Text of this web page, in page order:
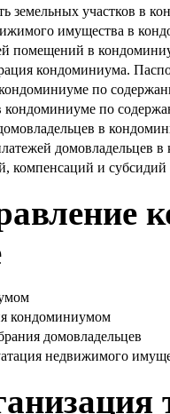
земельных участков в
имущества в
помещений в
кондоминиума.
по
кондоминиуме по
в
домовладельцев
компенсаций и
кондоминиумом
домовладельцев
недвижимого